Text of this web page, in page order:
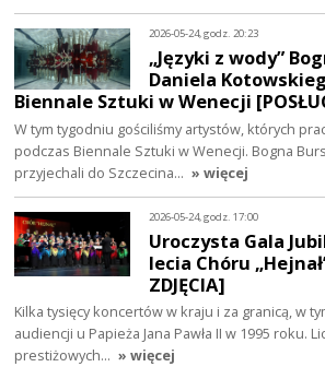
2026-05-24, godz. 20:23
„Języki z wody”
Daniela
Biennale Sztuki w Wenecji
W tym tygodniu gościliśmy artystów, których
podczas Biennale Sztuki w Wenecji. Bogna
przyjechali do Szczecina… » więcej
2026-05-24, godz. 17:00
Uroczysta Gala
lecia Chóru
ZDJĘCIA]
Kilka tysięcy koncertów w kraju i za granicą, w
audiencji u Papieża Jana Pawła II w 1995 roku.
prestiżowych… » więcej